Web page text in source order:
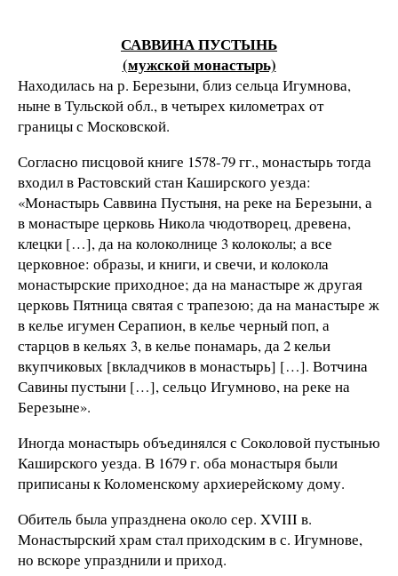
САВВИНА ПУСТЫНЬ
(мужской монастырь)
Находилась на р. Березыни, близ сельца Игумнова,
ныне в Тульской обл., в четырех километрах от
границы с Московской.
Согласно писцовой книге 1578-79 гг., монастырь тогда
входил в Растовский стан Каширского уезда:
«Монастырь Саввина Пустыня, на реке на Березыни, а
в монастыре церковь Никола чюдотворец, древена,
клецки […], да на колоколнице 3 колоколы; а все
церковное: образы, и книги, и свечи, и колокола
монастырские приходное; да на манастыре ж другая
церковь Пятница святая с трапезою; да на манастыре ж
в келье игумен Серапион, в келье черный поп, а
старцов в кельях 3, в келье понамарь, да 2 кельи
вкупчиковых [вкладчиков в монастырь] […]. Вотчина
Савины пустыни […], сельцо Игумново, на реке на
Березыне».
Иногда монастырь объединялся с Соколовой пустынью
Каширского уезда. В 1679 г. оба монастыря были
приписаны к Коломенскому архиерейскому дому.
Обитель была упразднена около сер. XVIII в.
Монастырский храм стал приходским в с. Игумнове,
но вскоре упразднили и приход.